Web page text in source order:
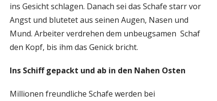
ins Gesicht schlagen. Danach sei das Schafe starr vor
Angst und blutetet aus seinen Augen, Nasen und
Mund. Arbeiter verdrehen dem unbeugsamen Schaf
den Kopf, bis ihm das Genick bricht.
Ins Schiff gepackt und ab in den Nahen Osten
Millionen freundliche Schafe werden bei